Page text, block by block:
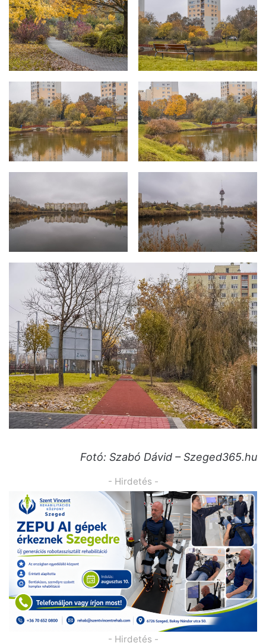
Fotó: Szabó Dávid – Szeged365.hu
- Hirdetés -
- Hirdetés -